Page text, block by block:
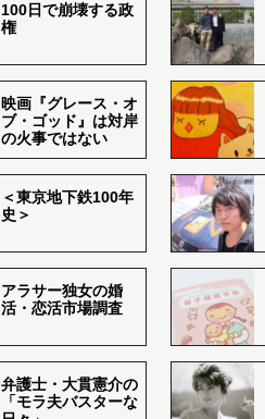
100日で崩壊する政
権
映画『グレース・オ
ブ・ゴッド』は対岸
の火事ではない
＜東京地下鉄100年
史＞
アラサー独女の婚
活・恋活市場調査
弁護士・大貫憲介の
「モラ夫バスターな